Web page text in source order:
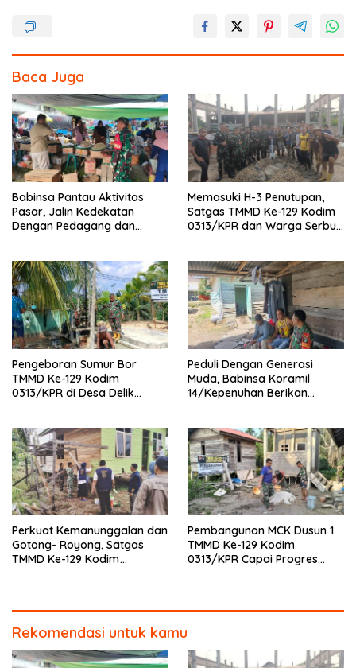
Baca Juga
Babinsa Pantau Aktivitas
Pasar, Jalin Kedekatan
Dengan Pedagang dan
Memasuki H-3 Penutupan,
Satgas TMMD Ke-129 Kodim
0313/KPR dan Warga Serbu’
Pengeboran Sumur Bor
TMMD Ke-129 Kodim
0313/KPR di Desa Delik
Peduli Dengan Generasi
Muda, Babinsa Koramil
14/Kepenuhan Berikan
Perkuat Kemanunggalan dan
Gotong- Royong, Satgas
TMMD Ke-129 Kodim
Pembangunan MCK Dusun 1
TMMD Ke-129 Kodim
0313/KPR Capai Progres
Rekomendasi untuk kamu